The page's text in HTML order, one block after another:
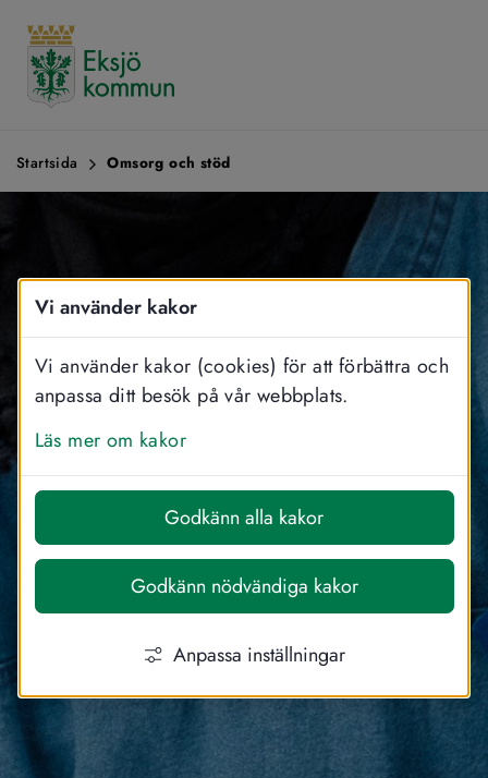
Vi använder kakor
Vi använder kakor (cookies) för att förbättra och
anpassa ditt besök på vår webbplats.
Läs mer om kakor
Godkänn alla kakor
Godkänn nödvändiga kakor
Anpassa inställningar
Startsida Omsorg och stöd